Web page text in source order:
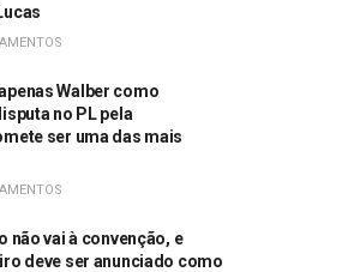
Walber como
no PL pela
ser uma das mais
não vai à convenção, e
deve ser anunciado como